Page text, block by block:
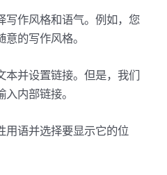
写作风格和语气。例如，您
的写作风格。
本并设置链接。但是，我们
内部链接。
用语并选择要显示它的位